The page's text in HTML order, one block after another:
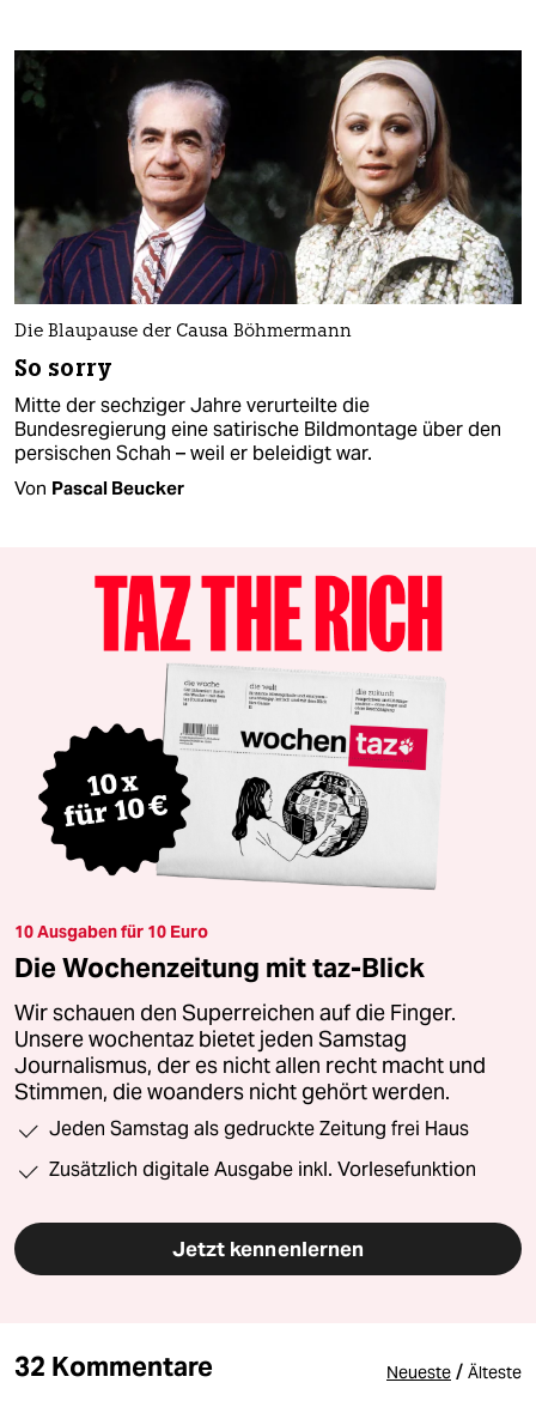
Die Blaupause der Causa Böhmermann
So sorry
Mitte der sechziger Jahre verurteilte die
Bundesregierung eine satirische Bildmontage über den
persischen Schah – weil er beleidigt war.
Von Pascal Beucker
10 Ausgaben für 10 Euro
Die Wochenzeitung mit taz-Blick
Wir schauen den Superreichen auf die Finger.
Unsere wochentaz bietet jeden Samstag
Journalismus, der es nicht allen recht macht und
Stimmen, die woanders nicht gehört werden.
Jeden Samstag als gedruckte Zeitung frei Haus
Zusätzlich digitale Ausgabe inkl. Vorlesefunktion
Jetzt kennenlernen
32 Kommentare Neueste / Älteste